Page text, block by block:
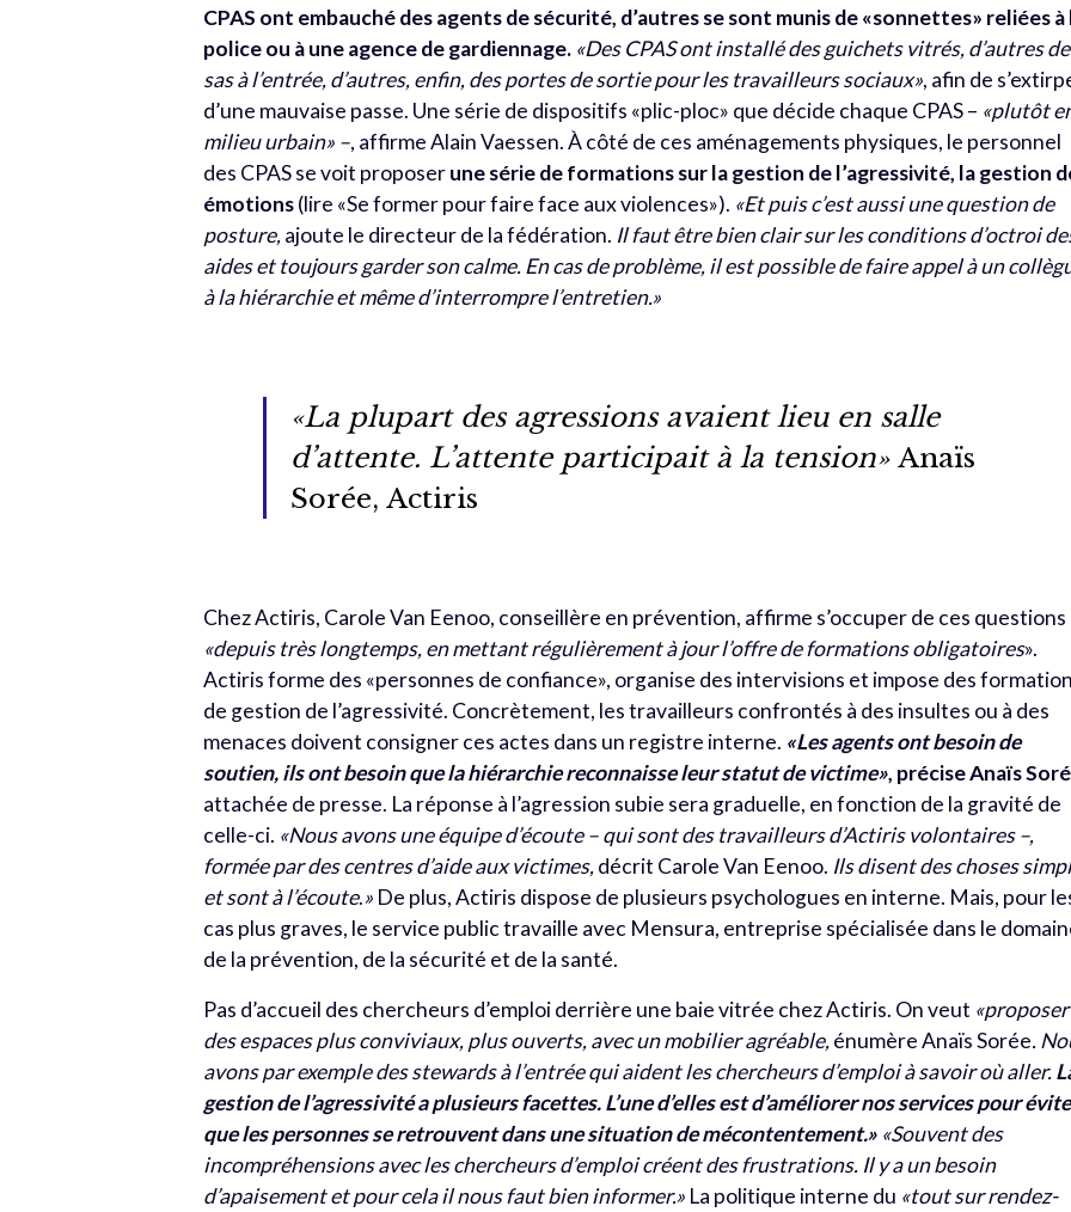
CPAS ont embauché des agents de sécurité, d’autres se sont munis de «sonnettes» reliées à
police ou à une agence de gardiennage. «Des CPAS ont installé des guichets vitrés, d’autres
sas à l’entrée, d’autres, enfin, des portes de sortie pour les travailleurs sociaux», afin de
d’une mauvaise passe. Une série de dispositifs «plic-ploc» que décide chaque CPAS – «plutôt
milieu urbain» –, affirme Alain Vaessen. À côté de ces aménagements physiques, le personnel
des CPAS se voit proposerune série de formations sur la gestion de l’agressivité, la gestion
émotions(lire «Se former pour faire face aux violences»). «Et puis c’est aussi une question de
posture,ajoute le directeur de la fédération. Il faut être bien clair sur les conditions d’octroi
aides et toujours garder son calme. En cas de problème, il est possible de faire appel à un
à la hiérarchie et même d’interrompre l’entretien.»
«La plupart des agressions avaient lieu en salle
d’attente. L’attente participait à la tension»Anaïs
Sorée, Actiris
Chez Actiris, Carole Van Eenoo, conseillère en prévention, affirme s’occuper de ces questions
«depuis très longtemps, en mettant régulièrement à jour l’offre de formations obligatoires».
Actiris forme des «personnes de confiance», organise des intervisions et impose des
de gestion de l’agressivité. Concrètement, les travailleurs confrontés à des insultes ou à des
menaces doivent consigner ces actes dans un registre interne. «Les agents ont besoin de
soutien, ils ont besoin que la hiérarchie reconnaisse leur statut de victime», précise Anaïs
attachée de presse. La réponse à l’agression subie sera graduelle, en fonction de la gravité de
celle-ci. «Nous avons une équipe d’écoute – qui sont des travailleurs d’Actiris volontaires –,
formée par des centres d’aide aux victimes,décrit Carole Van Eenoo. Ils disent des choses
et sont à l’écoute.» De plus, Actiris dispose de plusieurs psychologues en interne. Mais, pour
cas plus graves, le service public travaille avec Mensura, entreprise spécialisée dans le
de la prévention, de la sécurité et de la santé.
Pas d’accueil des chercheurs d’emploi derrière une baie vitrée chez Actiris. On veut «proposer
des espaces plus conviviaux, plus ouverts, avec un mobilier agréable,énumère Anaïs Sorée.
avons par exemple des stewards à l’entrée qui aident les chercheurs d’emploi à savoir où aller.
gestion de l’agressivité a plusieurs facettes. L’une d’elles est d’améliorer nos services pour
que les personnes se retrouvent dans une situation de mécontentement.» «Souvent des
incompréhensions avec les chercheurs d’emploi créent des frustrations. Il y a un besoin
d’apaisement et pour cela il nous faut bien informer.» La politique interne du «tout sur rendez-